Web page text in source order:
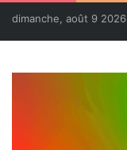
dimanche, août 9 2026